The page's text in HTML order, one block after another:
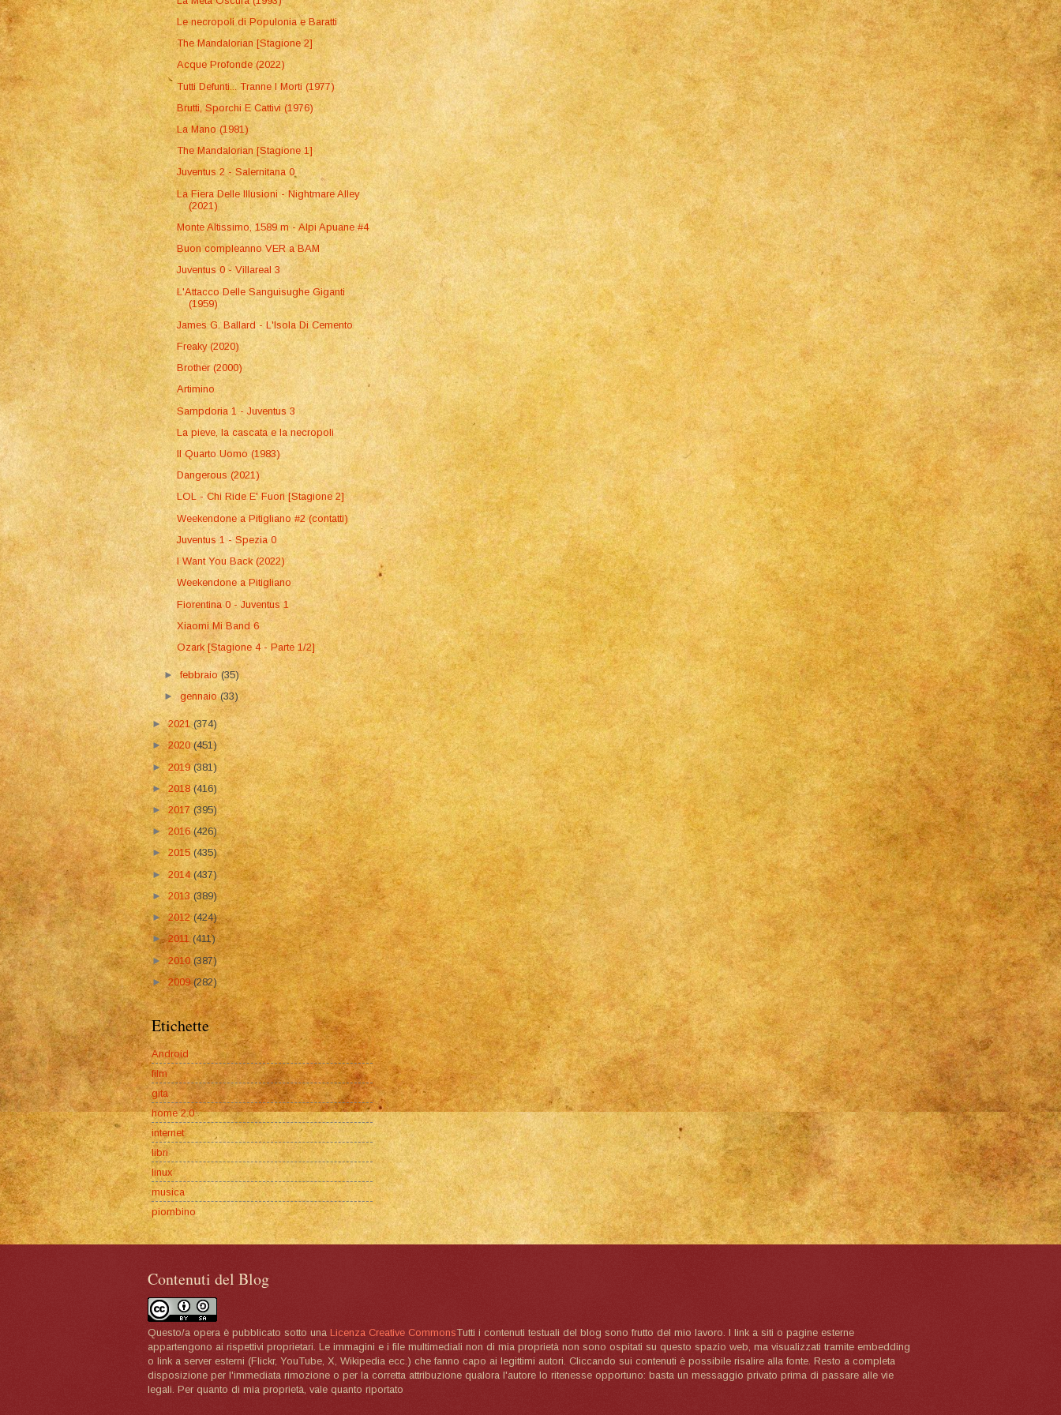
Le necropoli di Populonia e Baratti
The Mandalorian [Stagione 2]
Acque Profonde (2022)
Tutti Defunti... Tranne I Morti (1977)
Brutti, Sporchi E Cattivi (1976)
La Mano (1981)
The Mandalorian [Stagione 1]
Juventus 2 - Salernitana 0
La Fiera Delle Illusioni - Nightmare Alley
(2021)
Monte Altissimo, 1589 m - Alpi Apuane #4
Buon compleanno VER a BAM
Juventus 0 - Villareal 3
L'Attacco Delle Sanguisughe Giganti
(1959)
James G. Ballard - L'Isola Di Cemento
Freaky (2020)
Brother (2000)
Artimino
Sampdoria 1 - Juventus 3
La pieve, la cascata e la necropoli
Il Quarto Uomo (1983)
Dangerous (2021)
LOL - Chi Ride E' Fuori [Stagione 2]
Weekendone a Pitigliano #2 (contatti)
Juventus 1 - Spezia 0
I Want You Back (2022)
Weekendone a Pitigliano
Fiorentina 0 - Juventus 1
Xiaomi Mi Band 6
Ozark [Stagione 4 - Parte 1/2]
►febbraio (35)
►gennaio(33)
►2021(374)
►2020(451)
►2019(381)
►2018(416)
►2017(395)
►2016(426)
►2015 (435)
►2014(437)
►2013 (389)
►2012(424)
►2011(411)
►2010(387)
►2009(282)
Etichette
Android
film
gita
home 2.0
internet
libri
linux
musica
piombino
Contenuti del Blog
Questo/a opera è pubblicato sotto una Licenza Creative CommonsTutti i contenuti testuali del blog sono frutto del mio lavoro. I link a siti o pagine esterne
appartengono ai rispettivi proprietari. Le immagini e i file multimediali non di mia proprietà non sono ospitati su questo spazio web, ma visualizzati tramite embedding
o link a server esterni (Flickr, YouTube, X, Wikipedia ecc.) che fanno capo ai legittimi autori. Cliccando sui contenuti è possibile risalire alla fonte. Resto a completa
disposizione per l'immediata rimozione o per la corretta attribuzione qualora l'autore lo ritenesse opportuno: basta un messaggio privato prima di passare alle vie
legali. Per quanto di mia proprietà, vale quanto riportato